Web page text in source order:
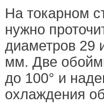
На токарном
нужно
диаметров 29
мм. Две
до 100° и
охлаждения